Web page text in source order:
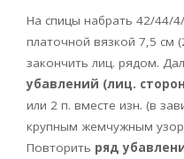
На спицы набрать 42/44/
платочной вязкой 7,5 см
закончить лиц. рядом.
убавлений (лиц.
или 2 п. вместе изн. (в
крупным жемчужным
Повторить ряд